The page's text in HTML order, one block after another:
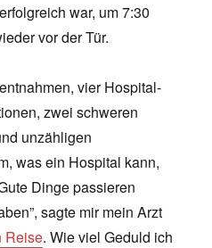
war, um 7:30
vor der Tür.
vier Hospital-
zwei schweren
unzähligen
was ein Hospital kann,
Dinge passieren
sagte mir mein Arzt
Reise. Wie viel Geduld ich